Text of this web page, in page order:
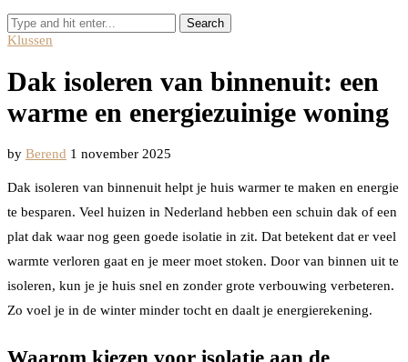
Search
Klussen
Dak isoleren van binnenuit: een
warme en energiezuinige woning
by Berend 1 november 2025
Dak isoleren van binnenuit helpt je huis warmer te maken en energie
te besparen. Veel huizen in Nederland hebben een schuin dak of een
plat dak waar nog geen goede isolatie in zit. Dat betekent dat er veel
warmte verloren gaat en je meer moet stoken. Door van binnen uit te
isoleren, kun je je huis snel en zonder grote verbouwing verbeteren.
Zo voel je in de winter minder tocht en daalt je energierekening.